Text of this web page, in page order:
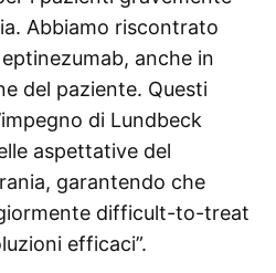
Abbiamo riscontrato
anche in
del paziente. Questi
di Lundbeck
aspettative del
garantendo che
difficult-to-treat
efficaci”.